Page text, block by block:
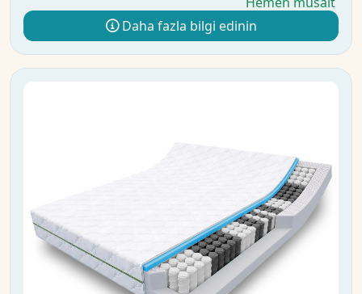
Daha fazla bilgi edinin